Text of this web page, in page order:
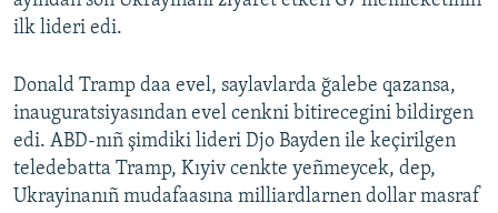
ilk lideri edi.
Donald Tramp daa evel, saylavlarda ğalebe qazansa,
inauguratsiyasından evel cenkni bitirecegini bildirgen
edi. ABD-nıñ şimdiki lideri Djo Bayden ile keçirilgen
teledebatta Tramp, Kıyiv cenkte yeñmeycek, dep,
Ukrayinanıñ mudafaasına milliardlarnen dollar masraf